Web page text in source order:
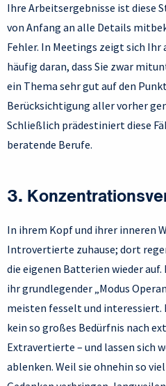
Ihre Arbeitsergebnisse ist diese
von Anfang an alle Details
Fehler. In Meetings zeigt sich Ihr
häufig daran, dass Sie zwar
ein Thema sehr gut auf den
Berücksichtigung aller vorher
Schließlich prädestiniert diese
beratende Berufe.
3.
In ihrem Kopf und ihrer inneren
Introvertierte zuhause; dort
die eigenen Batterien wieder
ihr grundlegender „Modus
meisten fesselt und interessiert.
kein so großes Bedürfnis nach
Extravertierte – und lassen sich
ablenken. Weil sie ohnehin so